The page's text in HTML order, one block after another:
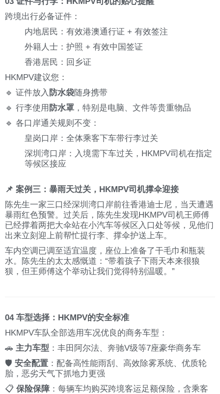
跨境出行必备证件：
内地居民：有效港澳通行证 + 有效签注
外籍人士：护照 + 有效中国签证
香港居民：回乡证
HKMPV建议您：
🔹 证件放入 防水袋随身携带
🔹 行李使用 防水罩 ，特别是电脑、文件等贵重物品
🔹 各口岸通关规则不变：
皇岗口岸：全体乘客下车带行李过关
深圳湾口岸：入境需下车过关，HKMPV司机在指定
等候区接应
📌 案例三：暴雨天过关，HKMPV司机撑伞迎接
陈先生一家三口经深圳湾口岸前往香港迪士尼，当天遭遇
暴雨红色预警。过关后，陈先生发现HKMPV司机王师傅
已经撑着两把大伞站在小汽车等候区入口处等候，见他们
出来立刻迎上前帮忙提行李、撑伞护送上车。
车内空调已调至适宜温度，座位上准备了干毛巾和瓶装
水。陈先生的太太感慨道：“带着孩子下雨天本来很狼
狈，但王师傅这个举动让我们觉得特别温暖。”
04 车型选择：HKMPV的安全标准
HKMPV车队全部选用车况优良的商务车型：
🚗 主力车型 ：丰田阿尔法、奔驰V级等7座豪华商务车
🛡️ 安全配置 ：配备高性能雨刮、高效除雾系统、优质轮
胎，恶劣天气下抓地力更强
📋 保险保障 ：每辆车均购买跨境客运足额保险，含乘客